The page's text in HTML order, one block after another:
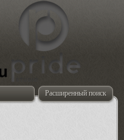
Расширенный поиск